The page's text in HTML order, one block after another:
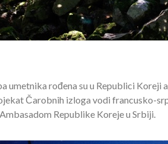
umetnika rođena su u Republici Koreji
Čarobnih izloga vodi francusko-
Republike Koreje u Srbiji.